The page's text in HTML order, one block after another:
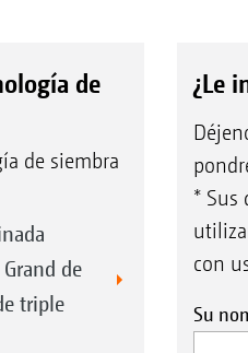
de
de siembra
de
triple
¿Le
* Sus
con
Su